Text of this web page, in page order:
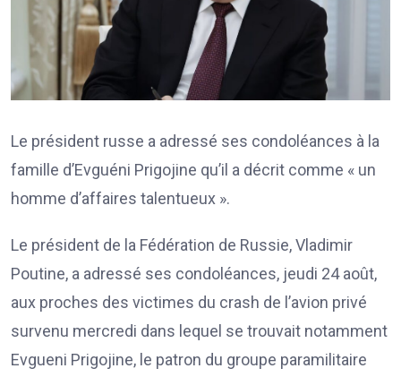
Le président russe a adressé ses condoléances à la
famille d’Evguéni Prigojine qu’il a décrit comme « un
homme d’affaires talentueux ».
Le président de la Fédération de Russie, Vladimir
Poutine, a adressé ses condoléances, jeudi 24 août,
aux proches des victimes du crash de l’avion privé
survenu mercredi dans lequel se trouvait notamment
Evgueni Prigojine, le patron du groupe paramilitaire